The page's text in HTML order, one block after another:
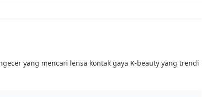
yang mencari lensa kontak gaya K-beauty yang trendi